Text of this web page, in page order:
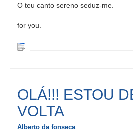
O teu canto sereno seduz-me.
for you.
OLÁ!!! ESTOU
VOLTA
Alberto da fonseca